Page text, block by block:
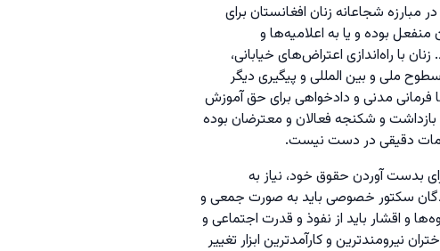
مبارزه شجاعانه زنان افغانستان برای
بوده و یا به اعلامیه‌ها و
با راه‌اندازی اعتراض‌های خیابانی،
سطوح ملی و بین المللی و پیگیری دیگر
فرمانی مدنی و دادخواهی برای حق آموزش
بازداشت و شکنجه فعالان و معترضان بوده
دقیقی در دست نیست.
بدست آوردن حقوق خود، نیاز به
سکتور خصوصی باید به صورت جمعی و
و اقشار باید از نفوذ و قدرت اجتماعی و
نیرومند‌ترین و کارآمدترین ابزار تغییر